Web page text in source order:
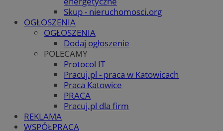
Skup - nieruchomosci.org
OGŁOSZENIA
OGŁOSZENIA
Dodaj ogłoszenie
POLECAMY
Protocol IT
Pracuj.pl - praca w Katowicach
Praca Katowice
PRACA
Pracuj.pl dla firm
REKLAMA
WSPÓŁPRACA